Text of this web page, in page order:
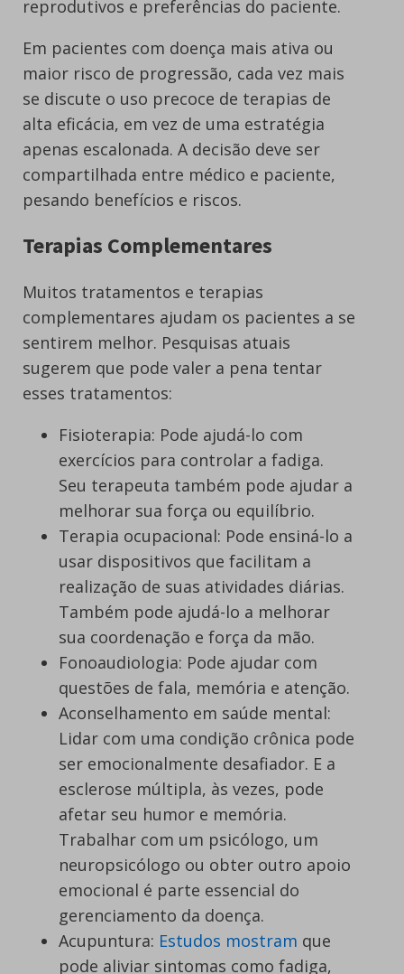
reprodutivos e preferências do paciente.
Em pacientes com doença mais ativa ou
maior risco de progressão, cada vez mais
se discute o uso precoce de terapias de
alta eficácia, em vez de uma estratégia
apenas escalonada. A decisão deve ser
compartilhada entre médico e paciente,
pesando benefícios e riscos.
Terapias Complementares
Muitos tratamentos e terapias
complementares ajudam os pacientes a se
sentirem melhor. Pesquisas atuais
sugerem que pode valer a pena tentar
esses tratamentos:
Fisioterapia: Pode ajudá-lo com
exercícios para controlar a fadiga.
Seu terapeuta também pode ajudar a
melhorar sua força ou equilíbrio.
Terapia ocupacional: Pode ensiná-lo a
usar dispositivos que facilitam a
realização de suas atividades diárias.
Também pode ajudá-lo a melhorar
sua coordenação e força da mão.
Fonoaudiologia: Pode ajudar com
questões de fala, memória e atenção.
Aconselhamento em saúde mental:
Lidar com uma condição crônica pode
ser emocionalmente desafiador. E a
esclerose múltipla, às vezes, pode
afetar seu humor e memória.
Trabalhar com um psicólogo, um
neuropsicólogo ou obter outro apoio
emocional é parte essencial do
gerenciamento da doença.
Acupuntura: Estudos mostram que
pode aliviar sintomas como fadiga,